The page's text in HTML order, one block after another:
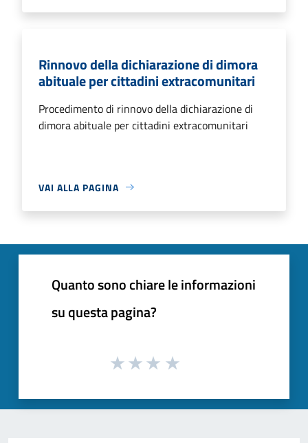
Rinnovo della dichiarazione di dimora
abituale per cittadini extracomunitari
Procedimento di rinnovo della dichiarazione di
dimora abituale per cittadini extracomunitari
VAI ALLA PAGINA
Quanto sono chiare le informazioni
su questa pagina?